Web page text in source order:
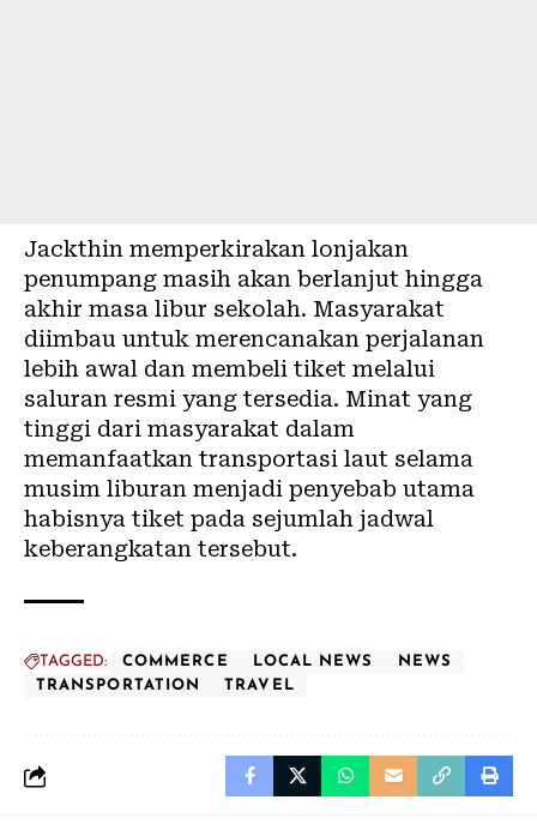
Jackthin memperkirakan lonjakan
penumpang masih akan berlanjut hingga
akhir masa libur sekolah. Masyarakat
diimbau untuk merencanakan perjalanan
lebih awal dan membeli tiket melalui
saluran resmi yang tersedia. Minat yang
tinggi dari masyarakat dalam
memanfaatkan transportasi laut selama
musim liburan menjadi penyebab utama
habisnya tiket pada sejumlah jadwal
keberangkatan tersebut.
TAGGED: COMMERCE LOCAL NEWS
NEWS
TRANSPORTATION
TRAVEL